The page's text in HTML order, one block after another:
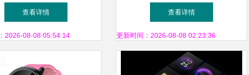
功能与未来展望
查看详情
2026-08-08 05:54:14
髦起来
查看详情
更新时间：2026-08-08 02:23:36